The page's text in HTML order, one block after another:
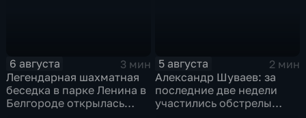
6 августа
3 мин
Легендарная шахматная
беседка в парке Ленина в
Белгороде открылась
5 августа
2 мин
Александр Шуваев: за
последние две недели
участились обстрелы